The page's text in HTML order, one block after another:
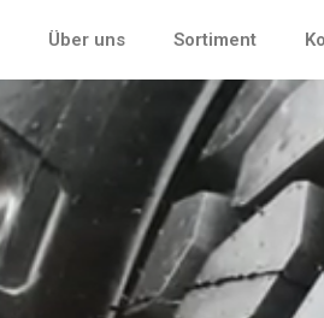
Über uns Sortiment